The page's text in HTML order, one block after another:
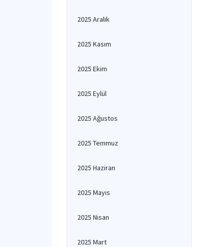
2025 Aralık
2025 Kasım
2025 Ekim
2025 Eylül
2025 Ağustos
2025 Temmuz
2025 Haziran
2025 Mayıs
2025 Nisan
2025 Mart